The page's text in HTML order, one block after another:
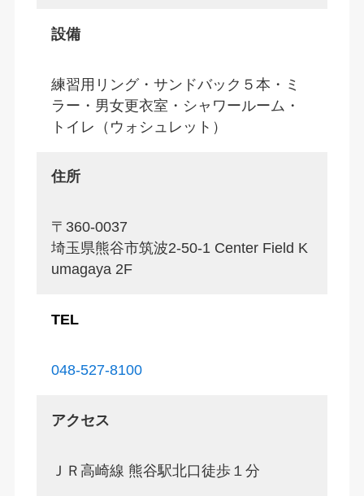
設備
練習用リング・サンドバック５本・ミ
ラー・男女更衣室・シャワールーム・
トイレ（ウォシュレット）
住所
〒360-0037
埼玉県熊谷市筑波2-50-1 Center Field K
umagaya 2F
TEL
048-527-8100
アクセス
ＪＲ高崎線 熊谷駅北口徒歩１分